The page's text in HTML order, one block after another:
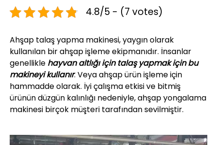
4.8/5 - (7 votes)
Ahşap talaş yapma makinesi, yaygın olarak
kullanılan bir ahşap işleme ekipmanıdır. İnsanlar
genellikle hayvan altlığı için talaş yapmak için bu
makineyi kullanır. Veya ahşap ürün işleme için
hammadde olarak. İyi çalışma etkisi ve bitmiş
ürünün düzgün kalınlığı nedeniyle, ahşap yongalama
makinesi birçok müşteri tarafından sevilmiştir.